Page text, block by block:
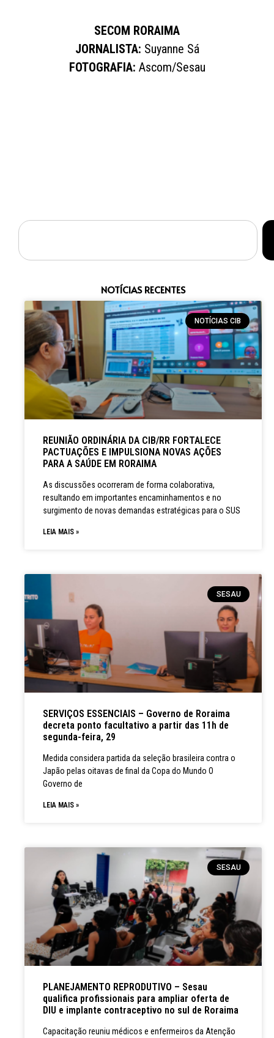
SECOM RORAIMA
JORNALISTA: Suyanne Sá
FOTOGRAFIA: Ascom/Sesau
NOTÍCIAS RECENTES
NOTÍCIAS CIB
REUNIÃO ORDINÁRIA DA CIB/RR FORTALECE
PACTUAÇÕES E IMPULSIONA NOVAS AÇÕES
PARA A SAÚDE EM RORAIMA
As discussões ocorreram de forma colaborativa,
resultando em importantes encaminhamentos e no
surgimento de novas demandas estratégicas para o SUS
LEIA MAIS »
SESAU
SERVIÇOS ESSENCIAIS – Governo de Roraima
decreta ponto facultativo a partir das 11h de
segunda-feira, 29
Medida considera partida da seleção brasileira contra o
Japão pelas oitavas de final da Copa do Mundo O
Governo de
LEIA MAIS »
SESAU
PLANEJAMENTO REPRODUTIVO – Sesau
qualifica profissionais para ampliar oferta de
DIU e implante contraceptivo no sul de Roraima
Capacitação reuniu médicos e enfermeiros da Atenção